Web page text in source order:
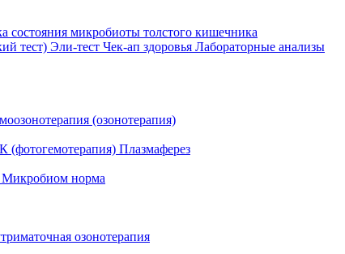
состояния микробиоты толстого кишечника
тест) Эли-тест Чек-ап здоровья Лабораторные анализы
(озонотерапия)
Плазмаферез
Микробиом норма
озонотерапия